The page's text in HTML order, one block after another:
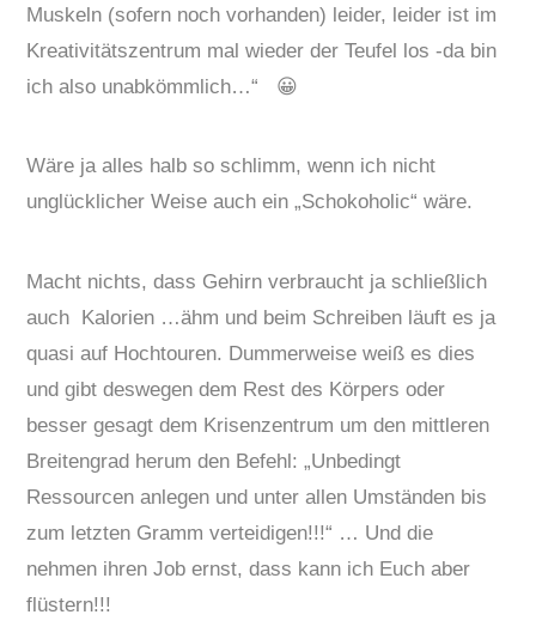
Muskeln (sofern noch vorhanden) leider, leider ist im
Kreativitätszentrum mal wieder der Teufel los -da bin
ich also unabkömmlich…“ 😀
Wäre ja alles halb so schlimm, wenn ich nicht
unglücklicher Weise auch ein „Schokoholic“ wäre.
Macht nichts, dass Gehirn verbraucht ja schließlich
auch Kalorien …ähm und beim Schreiben läuft es ja
quasi auf Hochtouren. Dummerweise weiß es dies
und gibt deswegen dem Rest des Körpers oder
besser gesagt dem Krisenzentrum um den mittleren
Breitengrad herum den Befehl: „Unbedingt
Ressourcen anlegen und unter allen Umständen bis
zum letzten Gramm verteidigen!!!“ … Und die
nehmen ihren Job ernst, dass kann ich Euch aber
flüstern!!!